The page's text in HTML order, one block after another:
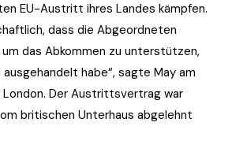
EU-Austritt ihres Landes kämpfen.
dass die Abgeordneten
das Abkommen zu unterstützen,
habe“, sagte May am
Der Austrittsvertrag war
britischen Unterhaus abgelehnt